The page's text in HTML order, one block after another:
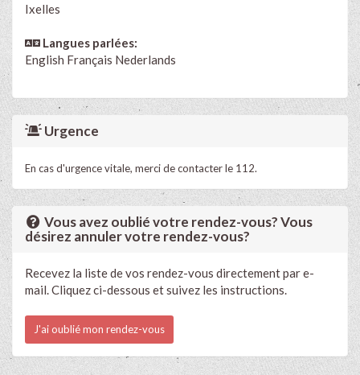
Ixelles
Langues parlées:
English Français Nederlands
Urgence
En cas d'urgence vitale, merci de contacter le 112.
Vous avez oublié votre rendez-vous? Vous
désirez annuler votre rendez-vous?
Recevez la liste de vos rendez-vous directement par e-
mail. Cliquez ci-dessous et suivez les instructions.
J'ai oublié mon rendez-vous